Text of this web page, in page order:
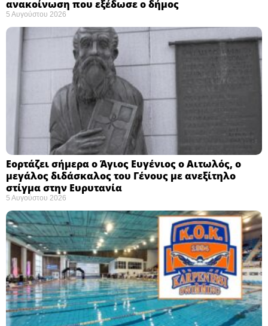
ανακοίνωση που εξέδωσε ο δήμος
5 Αυγούστου 2026
Εορτάζει σήμερα ο Άγιος Ευγένιος ο Αιτωλός, ο
μεγάλος διδάσκαλος του Γένους με ανεξίτηλο
στίγμα στην Ευρυτανία
5 Αυγούστου 2026